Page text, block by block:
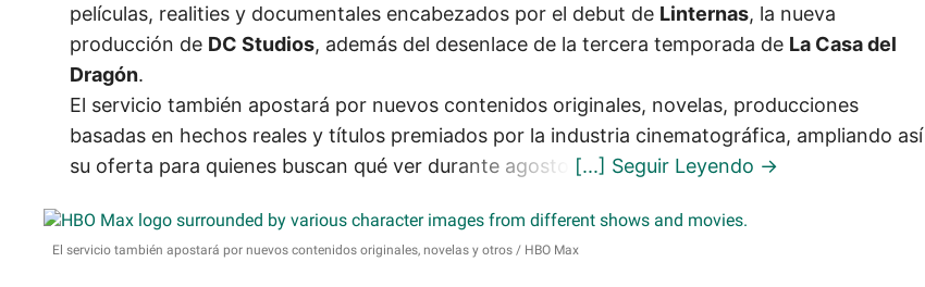
El servicio también apostará por nuevos contenidos originales, novelas y otros HBO Max
películas, realities y documentales encabezados por el debut de Linternas, la nueva
producción de DC Studios, además del desenlace de la tercera temporada de La Casa del
Dragón.
El servicio también apostará por nuevos contenidos originales, novelas, producciones
basadas en hechos reales y títulos premiados por la industria cinematográfica, ampliando así
su oferta para quienes buscan qué ver durante agosto.